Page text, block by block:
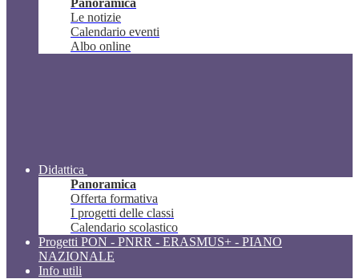
Panoramica
Le notizie
Calendario eventi
Albo online
Didattica
Panoramica
Offerta formativa
I progetti delle classi
Calendario scolastico
Progetti PON - PNRR - ERASMUS+ - PIANO
NAZIONALE
Info utili